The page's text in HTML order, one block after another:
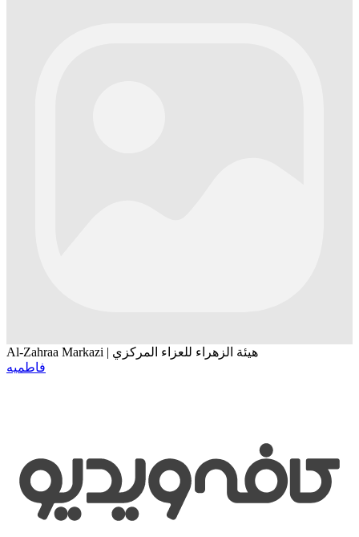
Al-Zahraa Markazi | هيئة الزهراء للعزاء المركزي
فاطمیه